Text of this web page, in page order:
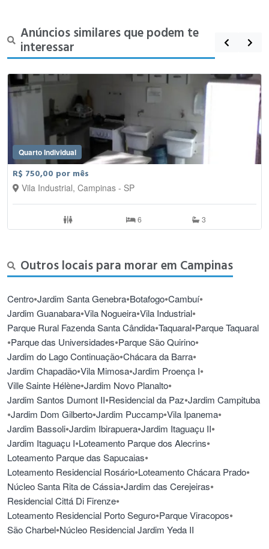
Anúncios similares que podem te
interessar
Quarto Individual
R$ 750,00 por mês
Vila Industrial, Campinas - SP
6 3
Outros locais para morar em Campinas
Centro•Jardim Santa Genebra•Botafogo•Cambuí•
Jardim Guanabara•Vila Nogueira•Vila Industrial•
Parque Rural Fazenda Santa Cândida•Taquaral•Parque Taquaral
•Parque das Universidades•Parque São Quirino•
Jardim do Lago Continuação•Chácara da Barra•
Jardim Chapadão•Vila Mimosa•Jardim Proença I•
Ville Sainte Hélène•Jardim Novo Planalto•
Jardim Santos Dumont II•Residencial da Paz•Jardim Campituba
•Jardim Dom Gilberto•Jardim Puccamp•Vila Ipanema•
Jardim Bassoli•Jardim Ibirapuera•Jardim Itaguaçu II•
Jardim Itaguaçu I•Loteamento Parque dos Alecrins•
Loteamento Parque das Sapucaias•
Loteamento Residencial Rosário•Loteamento Chácara Prado•
Núcleo Santa Rita de Cássia•Jardim das Cerejeiras•
Residencial Cittá Di Firenze•
Loteamento Residencial Porto Seguro•Parque Viracopos•
São Charbel•Núcleo Residencial Jardim Yeda II